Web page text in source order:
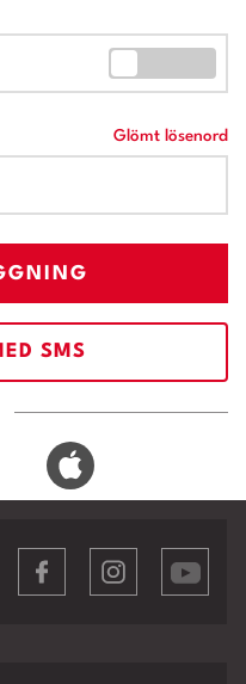
Glömt lösenord
SMS